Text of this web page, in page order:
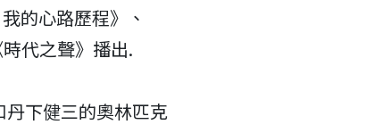
的心路歷程》、
代之聲》播出.
下健三的奧林匹克